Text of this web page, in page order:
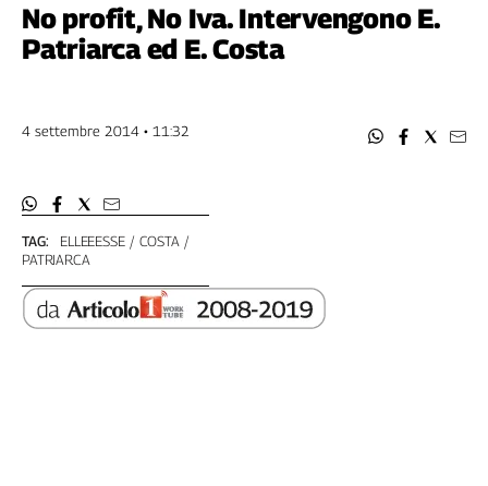
Filcams
Filctem
Fiom
Flc
Fp
Nidil
Slc
Spi
No profit, No Iva. Intervengono E.
Patriarca ed E. Costa
4 settembre 2014 • 11:32
TAG: ELLEEESSE
COSTA
PATRIARCA